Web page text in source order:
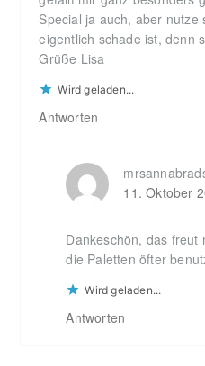
Special ja auch, aber nutze
eigentlich schade ist, denn
Grüße Lisa
Wird geladen...
Antworten
11. Oktober
Dankeschön, das freut
die Paletten öfter
Wird geladen...
Antworten